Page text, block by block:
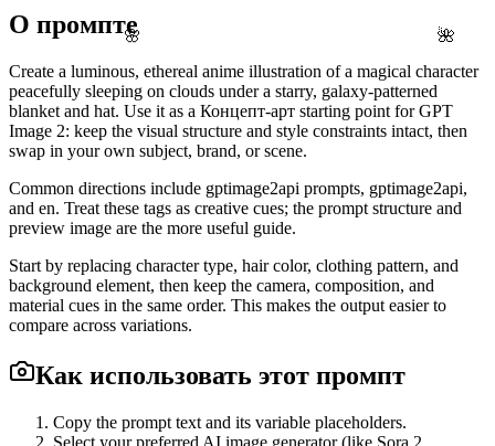
🌸 🌺
О промпте
Create a luminous, ethereal anime illustration of a magical character
peacefully sleeping on clouds under a starry, galaxy-patterned
blanket and hat. Use it as a Концепт-арт starting point for GPT
Image 2: keep the visual structure and style constraints intact, then
swap in your own subject, brand, or scene.
Common directions include gptimage2api prompts, gptimage2api,
and en. Treat these tags as creative cues; the prompt structure and
preview image are the more useful guide.
Start by replacing character type, hair color, clothing pattern, and
background element, then keep the camera, composition, and
material cues in the same order. This makes the output easier to
compare across variations.
Как использовать этот промпт
Copy the prompt text and its variable placeholders.
Select your preferred AI image generator (like Sora 2,